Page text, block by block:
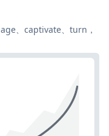
、captivate、turn，